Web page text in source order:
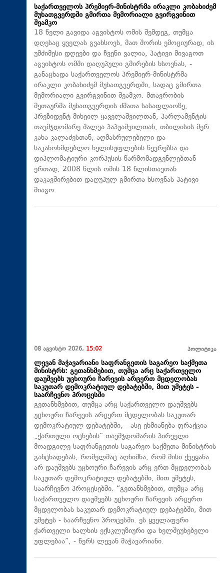
საქართველოს პრემიერ-მინისტრმა ირაკლი კობახიძემ
მუხათგვერდში გმირთა მემორიალი გვირგვინით
შეამკო
18 წელი გავიდა აგვისტოს ომის შემდეგ, თუმცა
დღესაც ყველას გვახსოვს, მათ შორის ემოციურად, ის
უმძიმესი დღეები და ჩვენი ვალია, პატივი მივაგოთ
აგვისტოს ომში დაღუპული გმირების ხსოვნას, -
განაცხადა საქართველოს პრემიერ-მინისტრმა
ირაკლი კობახიძემ მუხათგვერდში, სადაც გმირთა
მემორიალი გვირგვინით შეამკო. მთავრობის
მეთაურმა მუხათგვერდის ძმათა სასაფლაოზე,
პრეზიდენტ მიხეილ ყაველაშვილთან, პარლამენტის
თავმჯდომარე შალვა პაპუაშვილთან, თბილისის მერ
კახა კალაძესთან, აღმასრულებელი და
საკანონმდებლო ხელისუფლების წევრებსა და
დიპლომატიური კორპუსის წარმომადგენლებთან
ერთად, 2008 წლის ომის 18 წლისთავთან
დაკავშირებით დაღუპულ გმირთა ხსოვნას პატივი
მიაგო.
08 აგვისტო 2026, 15:02 პოლიტიკა
ლევან მაჭავარიანი საფრანგეთის საგარეო საქმეთა
მინისტრს: გეთანხმებით, თუმცა არც საქართველო
დაუშვებს უცხოური ჩარევის არცერთ მცდელობას
საკუთარ დემოკრატიულ დებატებში, მით უმეტეს -
საარჩევნო პროცესში
გეთანხმებით, თუმცა არც საქართველო დაუშვებს
უცხოური ჩარევის არცერთ მცდელობას საკუთარ
დემოკრატიულ დებატებში, - ასე ეხმიანება ფრაქცია
„ქართული ოცნების“ თავმჯდომარის პირველი
მოადგილე საფრანგეთის საგარეო საქმეთა მინისტრის
განცხადებას, რომელმაც აღნიშნა, რომ მისი ქვეყანა
არ დაუშვებს უცხოური ჩარევის არც ერთ მცდელობას
საკუთარ დემოკრატიულ დებატებში, მით უმეტეს,
საარჩევნო პროცესებში. “გეთანხმებით, თუმცა არც
საქართველო დაუშვებს უცხოური ჩარევის არცერთ
მცდელობას საკუთარ დემოკრატიულ დებატებში, მით
უმეტეს - საარჩევნო პროცესში. ეს ყველაფერი
ქართველი ხალხის ექსკლუზიური და ხელშეუხებელი
უფლებაა”, - წერს ლევან მაჭავარიანი.